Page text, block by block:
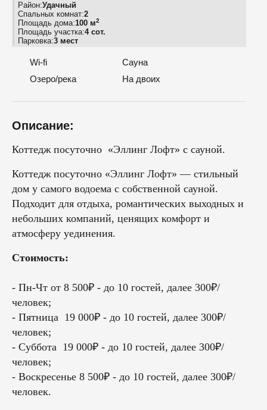
Район:Удачный
Спальных комнат:2
Площадь дома:100 м2
Площадь участка:4 сот.
Парковка:3 мест
Wi-fi
Сауна
Озеро/река
На двоих
Описание:
Коттедж посуточно «Эллинг Лофт» с сауной.
Коттедж посуточно «Эллинг Лофт» — стильный
дом у самого водоема с собственной сауной.
Подходит для отдыха, романтических выходных и
небольших компаний, ценящих комфорт и
атмосферу уединения.
Стоимость:
- Пн-Чт от 8 500₽ - до 10 гостей, далее 300₽/
человек;
- Пятница 19 000₽ - до 10 гостей, далее 300₽/
человек;
- Суббота 19 000₽ - до 10 гостей, далее 300₽/
человек;
- Воскресенье 8 500₽ - до 10 гостей, далее 300₽/
человек.